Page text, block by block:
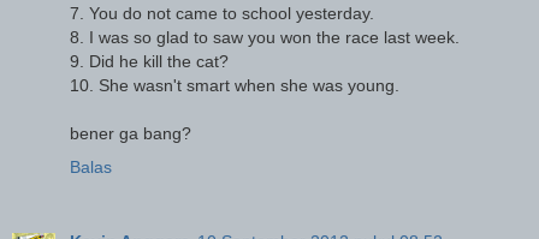
7. You do not came to school yesterday.
8. I was so glad to saw you won the race last week.
9. Did he kill the cat?
10. She wasn't smart when she was young.
bener ga bang?
Balas